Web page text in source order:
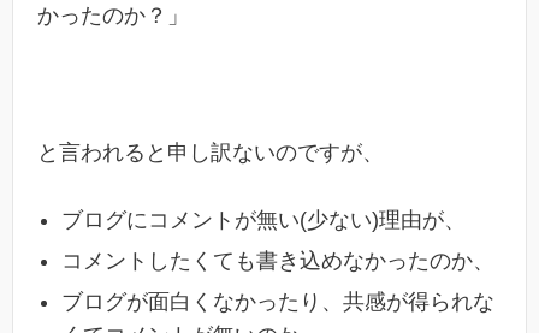
かったのか？」
と言われると申し訳ないのですが、
ブログにコメントが無い(少ない)理由が、
コメントしたくても書き込めなかったのか、
ブログが面白くなかったり、共感が得られな